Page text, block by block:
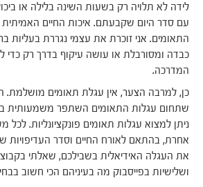
לידה לא תלויה רק בשעות השינה בלילה או
עם סדר היום שקבעתם. איכות החיים האמיתית
התאומים. אני זוכרת את עצמי נגררת בעליות
כבדה ומסורבלת או עושה עיקוף בדרך רק כדי
המדרכה.
כן, למרבה הצער, אין עגלת תאומים
שתחום עגלות התאומים השתפר משמעותית
ניתן למצוא עגלות תאומים פונקציונליות.
אחרת, בהתאם לאורח החיים וסדר העדיפויות
את העגלה האידיאלית בשבילכם, שאלתי
ושלישיות בפייסבוק מה בעיניהם הכי חשוב